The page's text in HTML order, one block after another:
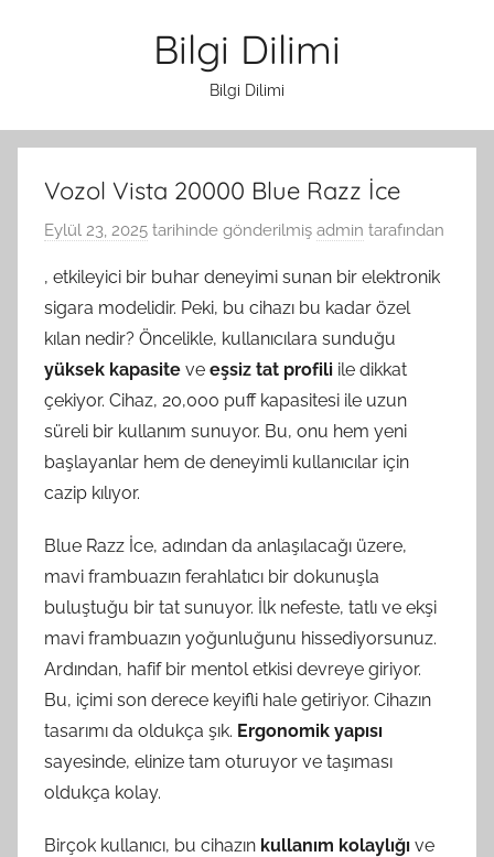
Bilgi Dilimi
Bilgi Dilimi
Vozol Vista 20000 Blue Razz İce
Eylül 23, 2025 tarihinde gönderilmiş admin tarafından
, etkileyici bir buhar deneyimi sunan bir elektronik
sigara modelidir. Peki, bu cihazı bu kadar özel
kılan nedir? Öncelikle, kullanıcılara sunduğu
yüksek kapasite ve eşsiz tat profili ile dikkat
çekiyor. Cihaz, 20,000 puff kapasitesi ile uzun
süreli bir kullanım sunuyor. Bu, onu hem yeni
başlayanlar hem de deneyimli kullanıcılar için
cazip kılıyor.
Blue Razz İce, adından da anlaşılacağı üzere,
mavi frambuazın ferahlatıcı bir dokunuşla
buluştuğu bir tat sunuyor. İlk nefeste, tatlı ve ekşi
mavi frambuazın yoğunluğunu hissediyorsunuz.
Ardından, hafif bir mentol etkisi devreye giriyor.
Bu, içimi son derece keyifli hale getiriyor. Cihazın
tasarımı da oldukça şık. Ergonomik yapısı
sayesinde, elinize tam oturuyor ve taşıması
oldukça kolay.
Birçok kullanıcı, bu cihazın kullanım kolaylığı ve